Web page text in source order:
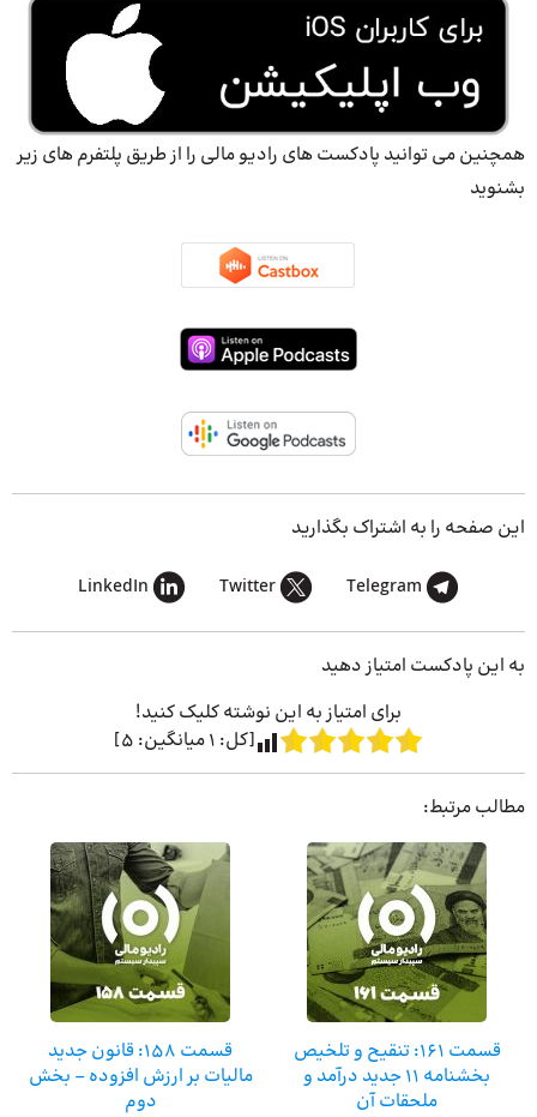
همچنین می توانید پادکست های رادیو مالی را از طریق پلتفرم های زیر
بشنوید
این صفحه را به اشتراک بگذارید
Telegram
Twitter
LinkedIn
به این پادکست امتیاز دهید
برای امتیاز به این نوشته کلیک کنید!
[کل: 1میانگین: 5
]
مطالب مرتبط:
قسمت ۱۶۱: تنقیح و تلخیص
بخشنامه ۱۱ جدید درآمد و
ملحقات آن
قسمت ۱۵۸: قانون جدید
مالیات بر ارزش افزوده – بخش
دوم